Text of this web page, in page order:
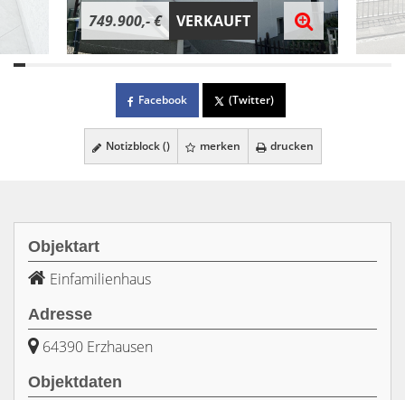
749.900,- € VERKAUFT
Facebook (Twitter)
Notizblock () merken drucken
Objektart
Einfamilienhaus
Adresse
64390 Erzhausen
Objektdaten